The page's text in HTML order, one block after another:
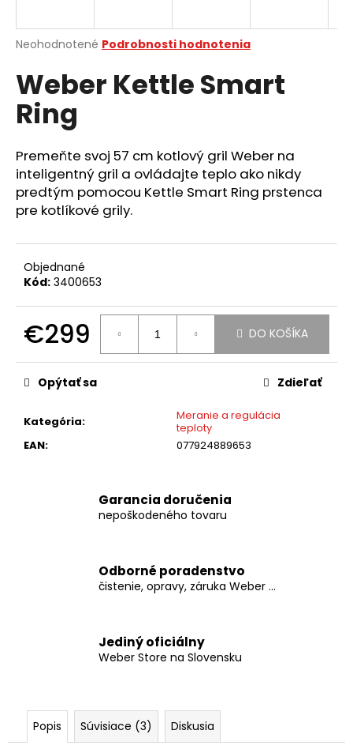
Priemerné
produktu
je
0,0
hviezdičiek.
Neohodnotené Podrobnosti hodnotenia
Weber Kettle Smart
Ring
Premeňte svoj 57 cm kotlový gril Weber na
inteligentný gril a ovládajte teplo ako nikdy
predtým pomocou Kettle Smart Ring prstenca
pre kotlíkové grily.
Objednané
Kód: 3400653
€299
cena:
DO KOŠÍKA
Kategória:
Meranie a regulácia
teploty
EAN: 077924889653
Opýtať sa Zdieľať
Garancia doručenia
nepoškodeného tovaru
Odborné poradenstvo
čistenie, opravy, záruka Weber ...
Jediný oficiálny
Weber Store na Slovensku
Popis Súvisiace (3) Diskusia
j
ť
?
HĽADAŤ
d
p
o
ú
č
a
m
WEBER